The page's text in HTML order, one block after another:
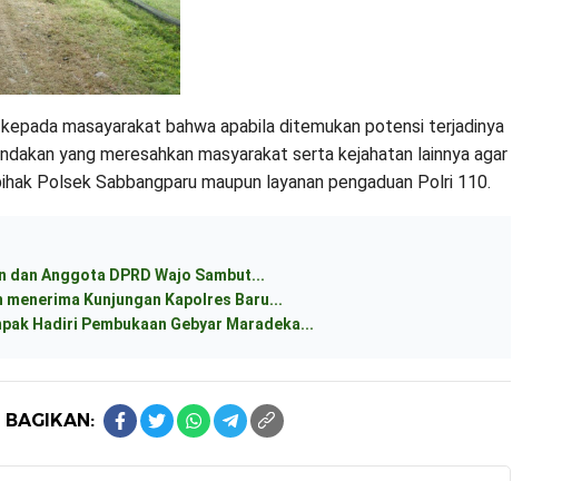
masayarakat bahwa apabila ditemukan potensi terjadinya
yang meresahkan masyarakat serta kejahatan lainnya agar
Polsek Sabbangparu maupun layanan pengaduan Polri 110.
dan Anggota DPRD Wajo Sambut...
menerima Kunjungan Kapolres Baru...
Hadiri Pembukaan Gebyar Maradeka...
BAGIKAN: